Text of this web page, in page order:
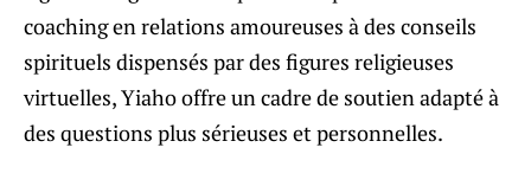
coaching en relations amoureuses à des conseils
spirituels dispensés par des figures religieuses
virtuelles, Yiaho offre un cadre de soutien adapté à
des questions plus sérieuses et personnelles.